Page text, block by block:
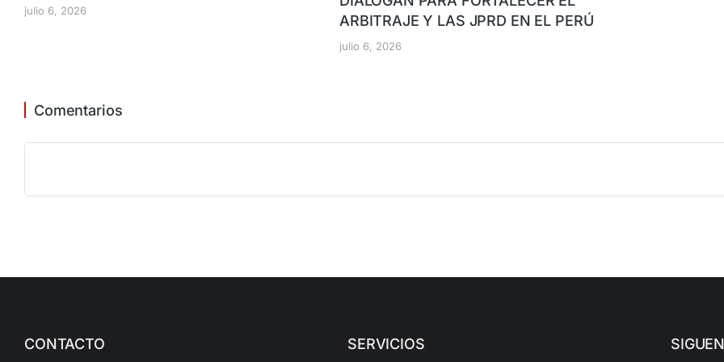
julio 6, 2026
ARBITRAJE Y LAS JPRD EN EL PERÚ
julio 6, 2026
Comentarios
CONTACTO SERVICIOS